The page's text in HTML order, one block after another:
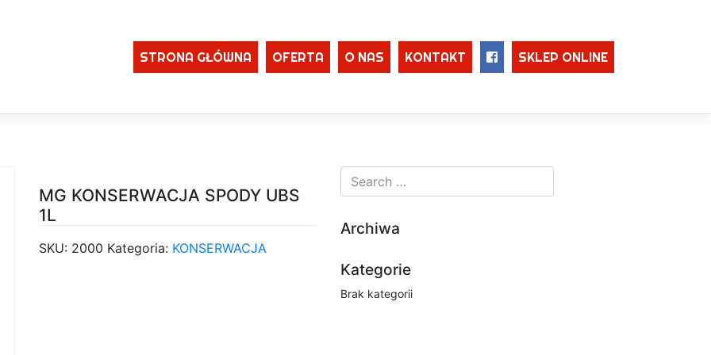
STRONA GŁÓWNA OFERTA O NAS KONTAKT SKLEP ONLINE
MG KONSERWACJA SPODY UBS
1L
SKU: 2000 Kategoria: KONSERWACJA
Archiwa
Kategorie
Brak kategorii